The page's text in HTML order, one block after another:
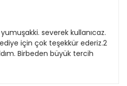
severek kullanıcaz.
için çok teşekkür ederiz.2
Birbeden büyük tercih